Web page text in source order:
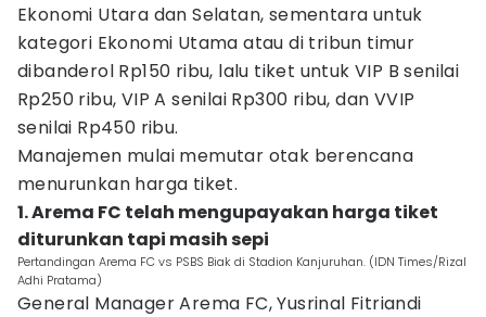
Ekonomi Utara dan Selatan, sementara untuk
kategori Ekonomi Utama atau di tribun timur
dibanderol Rp150 ribu, lalu tiket untuk VIP B senilai
Rp250 ribu, VIP A senilai Rp300 ribu, dan VVIP
senilai Rp450 ribu.
Manajemen mulai memutar otak berencana
menurunkan harga tiket.
1. Arema FC telah mengupayakan harga tiket
diturunkan tapi masih sepi
Pertandingan Arema FC vs PSBS Biak di Stadion Kanjuruhan. (IDN Times/Rizal
Adhi Pratama)
General Manager Arema FC, Yusrinal Fitriandi